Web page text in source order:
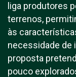
liga produtores
terrenos,
às
necessidade de
proposta
pouco